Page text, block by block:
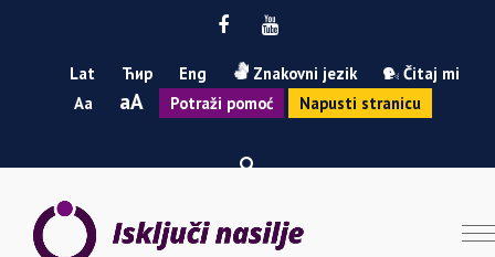
FacebookYoutube
Lat Ћир Eng Znakovni jezik
Čitaj mi
ASmanjiA Povećaj
Potraži pomoć Napusti stranicu